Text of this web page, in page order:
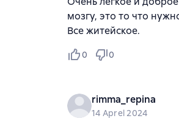
мозгу, это то что
Все житейское.
0 0
rimma_repina
14 Aprel 2024